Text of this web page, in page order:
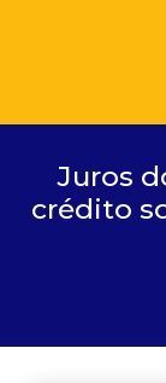
Juros
crédito